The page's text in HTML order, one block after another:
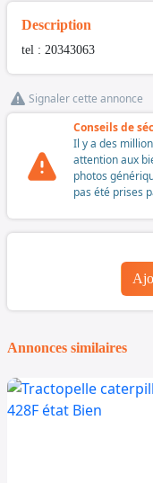
Description
tel : 20343063
Signaler cette annonce
Conseils de
Il y a des
attention aux
photos
pas été prises
Annonces similaires